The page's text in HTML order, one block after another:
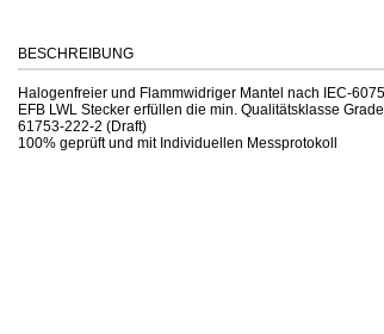
BESCHREIBUNG
Halogenfreier und Flammwidriger Mantel nach IEC-
EFB LWL Stecker erfüllen die min. Qualitätsklasse
61753-222-2 (Draft)
100% geprüft und mit Individuellen Messprotokoll